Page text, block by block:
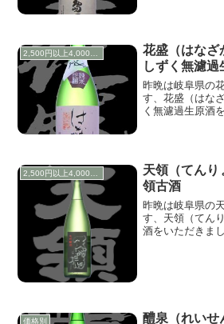
さいとう」さん
謝♪ 開栓は２...
花盛（はなざ
しずく無濾過
昨晩は岐阜県の
す、花盛（はな
く無濾過生原酒
ので賛否の意見
飲み進んでい...
天領（てんり
領古酒
昨晩は岐阜県の
す、天領（てん
酒をいただきま
価格別
醴泉（れいせ